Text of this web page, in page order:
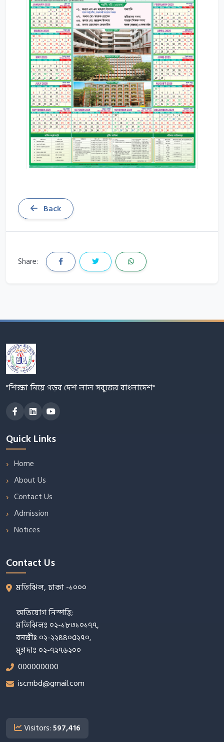
Back
Share:
"শিক্ষা নিয়ে গড়ব দেশ লাল সবুজের বাংলাদেশ"
Quick Links
Home
About Us
Contact Us
Admission
Notices
Contact Us
মতিঝিল, ঢাকা -১০০০
অভিযোগ নিস্পত্তি;
মতিঝিলঃ ০২-১৮৩১০১৭৭,
বনশ্রীঃ ০২-২২৪৪০৫২৭০,
মুগদাঃ ০২-৭২৭৬২০০
000000000
iscmbd@gmail.com
Visitors:597,416